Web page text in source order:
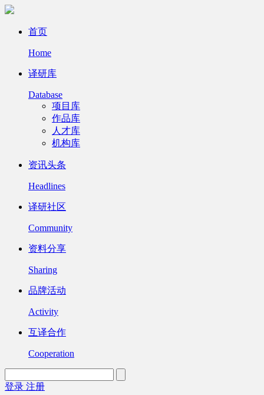
首页
Home
译研库
Database
项目库
作品库
人才库
机构库
资讯头条
Headlines
译研社区
Community
资料分享
Sharing
品牌活动
Activity
互译合作
Cooperation
登录 注册